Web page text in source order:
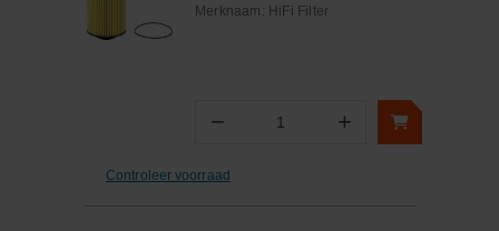
Merknaam: HiFi Filter
− Aantal +
Controleer voorraad